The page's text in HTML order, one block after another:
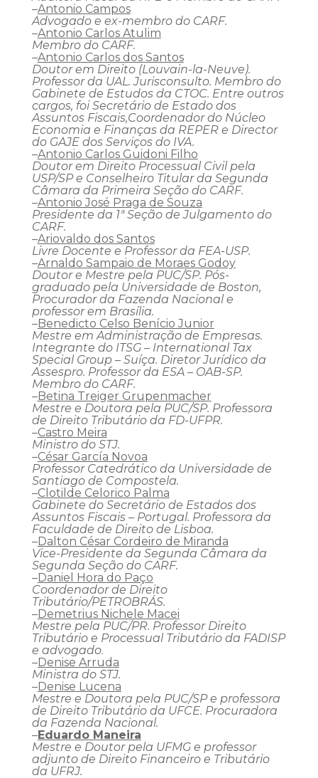
–Antonio Campos
Advogado e ex-membro do CARF.
–Antonio Carlos Atulim
Membro do CARF.
–Antonio Carlos dos Santos
Doutor em Direito (Louvain-la-Neuve).
Professor da UAL. Jurisconsulto. Membro do
Gabinete de Estudos da CTOC. Entre outros
cargos, foi Secretário de Estado dos
Assuntos Fiscais,Coordenador do Núcleo
Economia e Finanças da REPER e Director
do GAJE dos Serviços do IVA.
–Antonio Carlos Guidoni Filho
Doutor em Direito Processual Civil pela
USP/SP e Conselheiro Titular da Segunda
Câmara da Primeira Seção do CARF.
–Antonio José Praga de Souza
Presidente da 1ª Seção de Julgamento do
CARF.
–Ariovaldo dos Santos
Livre Docente e Professor da FEA-USP.
–Arnaldo Sampaio de Moraes Godoy
Doutor e Mestre pela PUC/SP. Pós-
graduado pela Universidade de Boston,
Procurador da Fazenda Nacional e
professor em Brasília.
–Benedicto Celso Benício Junior
Mestre em Administração de Empresas.
Integrante do ITSG – International Tax
Special Group – Suíça. Diretor Jurídico da
Assespro. Professor da ESA – OAB-SP.
Membro do CARF.
–Betina Treiger Grupenmacher
Mestre e Doutora pela PUC/SP. Professora
de Direito Tributário da FD-UFPR.
–Castro Meira
Ministro do STJ.
–César García Novoa
Professor Catedrático da Universidade de
Santiago de Compostela.
–Clotilde Celorico Palma
Gabinete do Secretário de Estados dos
Assuntos Fiscais – Portugal. Professora da
Faculdade de Direito de Lisboa.
–Dalton César Cordeiro de Miranda
Vice-Presidente da Segunda Câmara da
Segunda Seção do CARF.
–Daniel Hora do Paço
Coordenador de Direito
Tributário/PETROBRÁS.
–Demetrius Nichele Macei
Mestre pela PUC/PR. Professor Direito
Tributário e Processual Tributário da FADISP
e advogado.
–Denise Arruda
Ministra do STJ.
–Denise Lucena
Mestre e Doutora pela PUC/SP e professora
de Direito Tributário da UFCE. Procuradora
da Fazenda Nacional.
–Eduardo Maneira
Mestre e Doutor pela UFMG e professor
adjunto de Direito Financeiro e Tributário
da UFRJ.